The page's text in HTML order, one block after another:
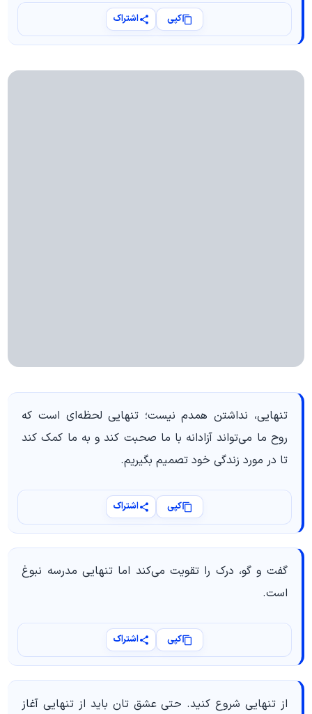
کپی اشتراک
تنهایی، نداشتن همدم نیست؛ تنهایی لحظه‌ای است که
روح ما می‌تواند آزادانه با ما صحبت کند و به ما کمک کند
تا در مورد زندگی خود تصمیم بگیریم.
کپی اشتراک
گفت و گو، درک را تقویت می‌کند اما تنهایی مدرسه نبوغ
است.
کپی اشتراک
از تنهایی شروع كنید. حتی عشق تان باید از تنهایی آغاز